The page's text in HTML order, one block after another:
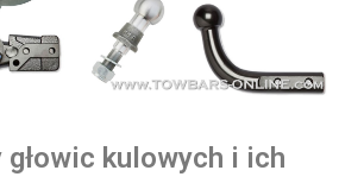
głowic kulowych i ich